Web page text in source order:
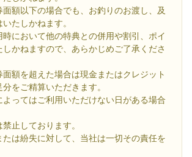
額以下の場合でも、お釣りのお渡し、及
たしかねます。
において他の特典との併用や割引、ポイ
しかねますので、あらかじめご了承くださ
額を超えた場合は現金またはクレジット
をご精算いただきます。
ってはご利用いただけない日がある場合
止しております。
は紛失に対して、当社は一切その責任を